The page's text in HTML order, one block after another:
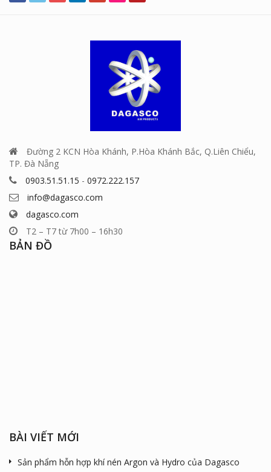
Đường 2 KCN Hòa Khánh, P.Hòa Khánh Bắc, Q.Liên Chiểu,
TP. Đà Nẵng
0903.51.51.15 - 0972.222.157
info@dagasco.com
dagasco.com
T2 – T7 từ 7h00 – 16h30
BẢN ĐỒ
BÀI VIẾT MỚI
Sản phẩm hỗn hợp khí nén Argon và Hydro của Dagasco